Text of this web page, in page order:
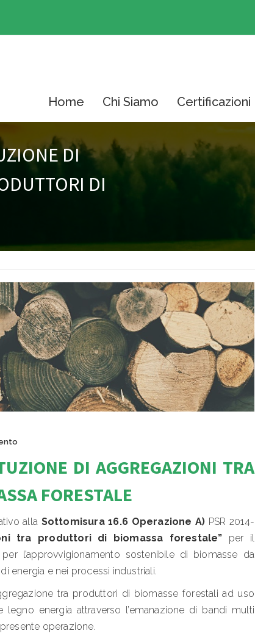
Home Chi Siamo Certificazioni
DI
DI
NE DI AGGREGAZIONI TRA
FORESTALE
alla Sottomisura 16.6 Operazione A) PSR 2014-
tra produttori di biomassa forestale” per il
l’approvvigionamento sostenibile di biomasse da
energia e nei processi industriali.
tra produttori di biomasse forestali ad uso
energia attraverso l’emanazione di bandi multi
operazione.